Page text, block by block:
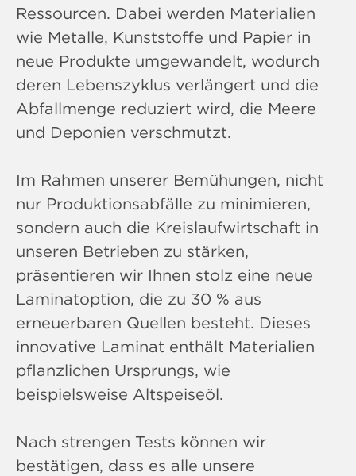
Ressourcen. Dabei werden Materialien
wie Metalle, Kunststoffe und Papier in
neue Produkte umgewandelt, wodurch
deren Lebenszyklus verlängert und die
Abfallmenge reduziert wird, die Meere
und Deponien verschmutzt.
Im Rahmen unserer Bemühungen, nicht
nur Produktionsabfälle zu minimieren,
sondern auch die Kreislaufwirtschaft in
unseren Betrieben zu stärken,
präsentieren wir Ihnen stolz eine neue
Laminatoption, die zu 30 % aus
erneuerbaren Quellen besteht. Dieses
innovative Laminat enthält Materialien
pflanzlichen Ursprungs, wie
beispielsweise Altspeiseöl.
Nach strengen Tests können wir
bestätigen, dass es alle unsere